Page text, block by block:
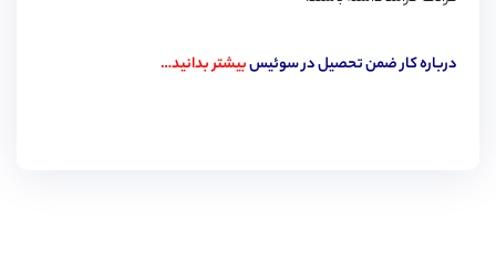
درباره کار ضمن تحصیل در سوئیسبیشتر بدانید…